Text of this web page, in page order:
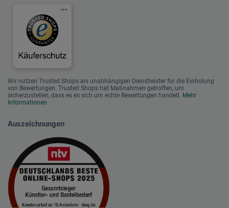
Wir nutzen Trusted Shops als unabhängigen Dienstleister für die Einholung
von Bewertungen. Trusted Shops hat Maßnahmen getroffen, um
sicherzustellen, dass es es sich um echte Bewertungen handelt. Mehr
Informationen
Auszeichnungen